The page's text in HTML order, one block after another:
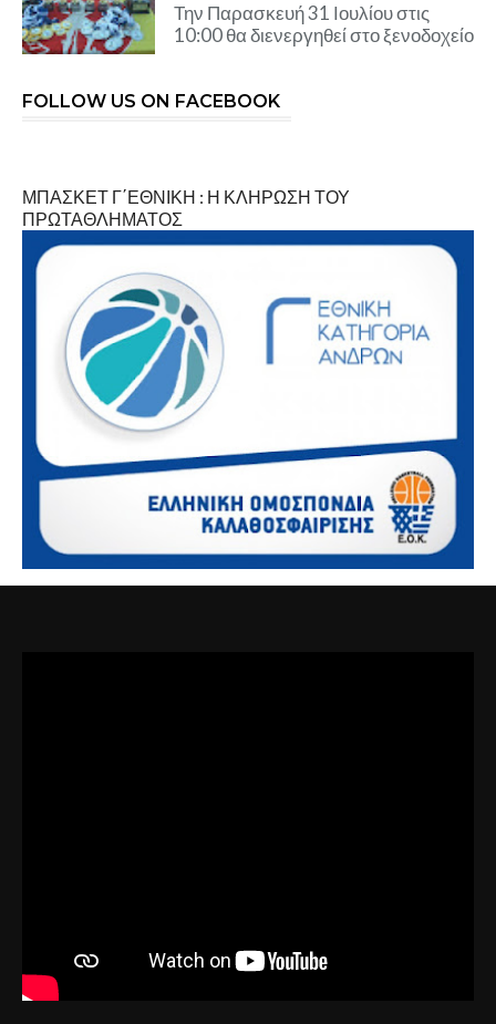
Την Παρασκευή 31 Ιουλίου στις
10:00 θα διενεργηθεί στο ξενοδοχείο
FOLLOW US ON FACEBOOK
ΜΠΑΣΚΕΤ Γ΄ΕΘΝΙΚΗ : Η ΚΛΗΡΩΣΗ ΤΟΥ
ΠΡΩΤΑΘΛΗΜΑΤΟΣ